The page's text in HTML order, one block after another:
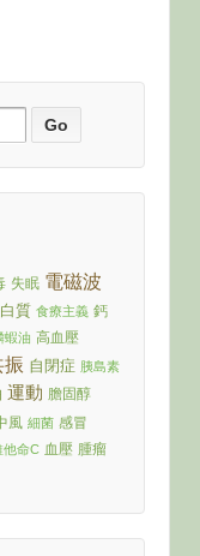
失眠 電磁波
質 食療主義 鈣
蝦油 高血壓
振 自閉症 胰島素
運動 膽固醇
風 細菌 感冒
他命C 血壓 腫瘤